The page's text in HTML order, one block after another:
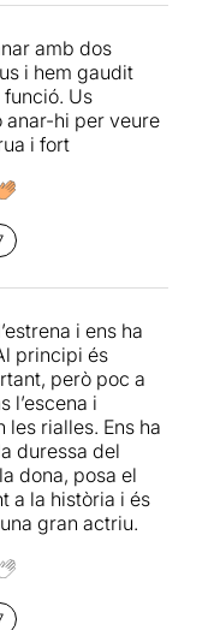
amb dos
i hem gaudit
Us
anar-hi per veure
i fort
i ens ha
principi és
però poc a
l’escena i
les rialles. Ens ha
duressa del
dona, posa el
a la història i és
gran actriu.